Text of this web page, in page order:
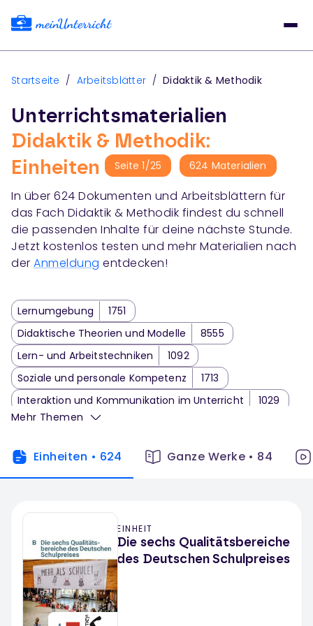
Startseite / Arbeitsblätter / Didaktik & Methodik
Unterrichtsmaterialien
Didaktik & Methodik:
Einheiten
Seite1/25 624 Materialien
In über 624 Dokumenten und Arbeitsblättern für
das Fach Didaktik & Methodik findest du schnell
die passenden Inhalte für deine nächste Stunde.
Jetzt kostenlos testen und mehr Materialien nach
der Anmeldung entdecken!
Lernumgebung
1751
Didaktische Theorien und Modelle
8555
Lern- und Arbeitstechniken
1092
Soziale und personale Kompetenz
1713
Interaktion und Kommunikation im Unterricht
1029
Inklusion und Sonderpädagogik
Schulische Pädagogik
3476
Lehrerausbildung und Professionalisierung
545
Forschungsmethoden
318 Digitale Bildung
188
Grundschulpädagogik
Entwicklungspsychologie und Sozialisation
Mehr Themen
Einheiten • 624 Ganze Werke• 84
EINHEIT
Die sechs Qualitätsbereiche
des Deutschen Schulpreises